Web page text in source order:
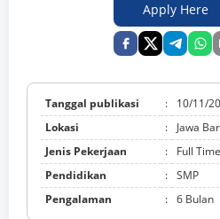
Apply Here
Tanggal publikasi :
10/11/
Lokasi
:
Jawa
Jenis Pekerjaan
:
Full Time
Pendidikan
: SMP
Pengalaman
: 6 Bulan